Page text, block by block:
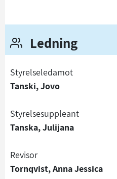
Ledning
Styrelseledamot
Tanski, Jovo
Styrelsesuppleant
Tanska, Julijana
Revisor
Tornqvist, Anna Jessica